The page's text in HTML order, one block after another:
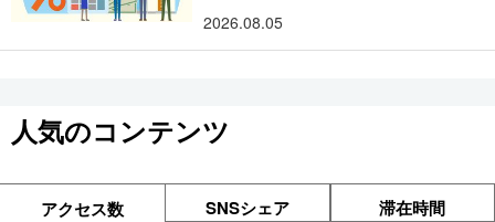
2026.08.05
人気のコンテンツ
アクセス数 SNSシェア 滞在時間